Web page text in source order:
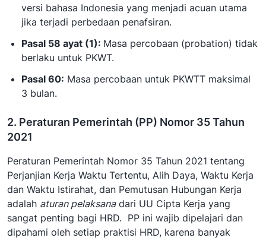
versi bahasa Indonesia yang menjadi acuan utama
jika terjadi perbedaan penafsiran.
Pasal 58 ayat (1): Masa percobaan (probation) tidak
berlaku untuk PKWT.
Pasal 60: Masa percobaan untuk PKWTT maksimal
3 bulan.
2. Peraturan Pemerintah (PP) Nomor 35 Tahun
2021
Peraturan Pemerintah Nomor 35 Tahun 2021 tentang
Perjanjian Kerja Waktu Tertentu, Alih Daya, Waktu Kerja
dan Waktu Istirahat, dan Pemutusan Hubungan Kerja
adalah aturan pelaksanadari UU Cipta Kerja yang
sangat penting bagi HRD. PP ini wajib dipelajari dan
dipahami oleh setiap praktisi HRD, karena banyak